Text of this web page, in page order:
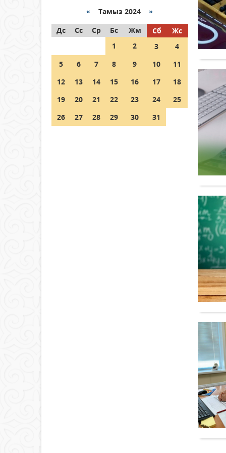
энергиясын өндіру бойынша
04 тамыз 2026 ж. 105
МЕ?
04 тамыз 2026 ж. 96
байланысты суды үнемдей
бастады
« Тамыз 2024 »
Дс
Сс Ср Бс Жм Сб
Жс
1
2 3
4
5
6 7 8 9 10
11
12
13 14 15 16 17
18
19
20 21 22 23 24
25
26
27 28 29 30 31